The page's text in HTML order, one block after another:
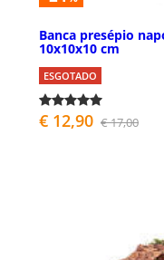
Banca presépio
10x10x10 cm
ESGOTADO
€ 12,90 € 17,00